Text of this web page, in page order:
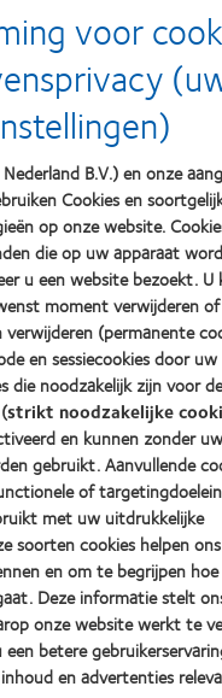
Learn
more
about
Contact
Lens
Product
of
the
Year
(2013)
Learn
more
about
2011
Best
Factory
Awards
(2011)
Learn
more
about
2012
REBRAND
100®
Global
Award
(2012)
voor
B.V.) en onze
Cookies en
op onze website.
die op uw apparaat
u een website bezoekt.
moment verwijderen of
(permanente
en sessiecookies door
die noodzakelijk zijn voor
strikt noodzakelijke
en kunnen zonder uw
gebruikt. Aanvullende
of
met uw uitdrukkelijke
soorten cookies helpen
en om te begrijpen
Deze informatie stelt
onze website werkt te
betere
en advertenties